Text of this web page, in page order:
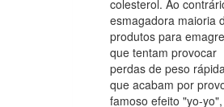
colesterol. Ao
esmagadora maioria
produtos para
que tentam provocar
perdas de peso
que acabam por
famoso efeito "yo-